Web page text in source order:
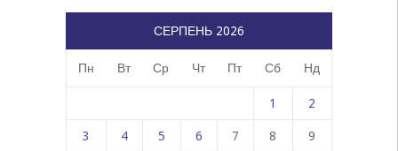
СЕРПЕНЬ 2026
Пн Вт Ср Чт Пт Сб Нд
1 2
3 4 5 6 7 8 9